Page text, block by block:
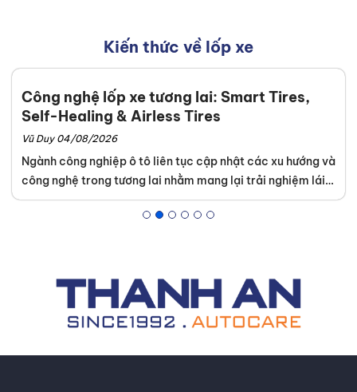
Kiến thức về lốp xe
Công nghệ lốp xe tương lai: Smart Tires,
Self-Healing & Airless Tires
Vũ Duy 04/08/2026
Ngành công nghiệp ô tô liên tục cập nhật các xu hướng và
công nghệ trong tương lai nhằm mang lại trải nghiệm lái
xe an toàn tuyệt đối. Khách hàng dễ dàng tìm thấy những
dòng sản phẩm tích hợp kỹ thuật cao tại hệ thống của
ngân sách bảo dưỡng dài hạn.